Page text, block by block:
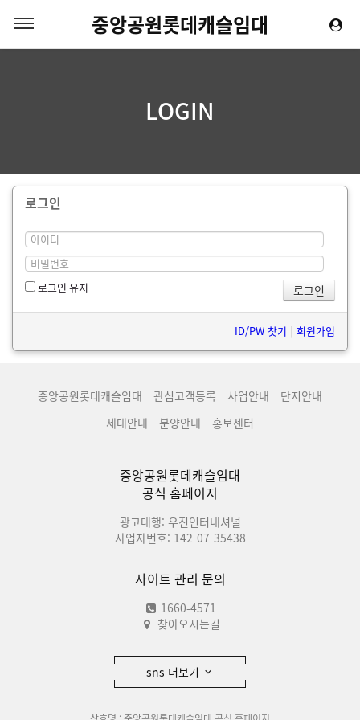
중앙공원롯데캐슬임대
LOGIN
로그인
로그인 유지
ID/PW 찾기 | 회원가입
중앙공원롯데캐슬임대 관심고객등록 사업안내
단지안내
세대안내
분양안내 홍보센터
중앙공원롯데캐슬임대
공식 홈페이지
광고대행: 우진인터내셔널
사업자번호: 142-07-35438
사이트 관리 문의
1660-4571
찾아오시는길
sns 더보기